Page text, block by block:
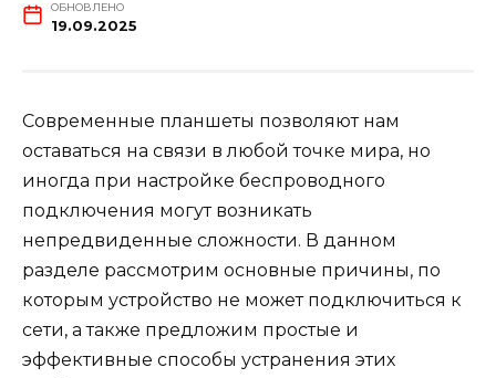
ОБНОВЛЕНО
19.09.2025
Современные планшеты позволяют нам
оставаться на связи в любой точке мира, но
иногда при настройке беспроводного
подключения могут возникать
непредвиденные сложности. В данном
разделе рассмотрим основные причины, по
которым устройство не может подключиться к
сети, а также предложим простые и
эффективные способы устранения этих